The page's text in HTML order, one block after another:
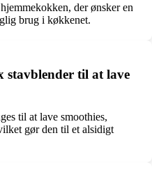
der ønsker en
brug i køkkenet.
stavblender til at lave
til at lave smoothies,
gør den til et alsidigt